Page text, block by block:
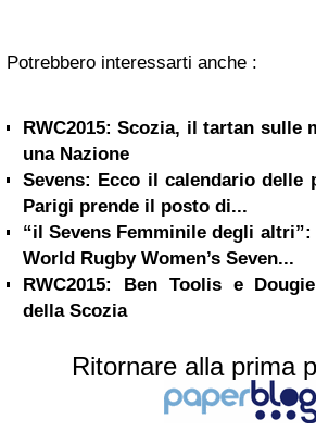
Potrebbero interessarti anche :
RWC2015: Scozia, il tartan sulle
una Nazione
Sevens: Ecco il calendario delle
Parigi prende il posto di...
“il Sevens Femminile degli altri”:
World Rugby Women’s Seven...
RWC2015: Ben Toolis e
della Scozia
Ritornare alla prima